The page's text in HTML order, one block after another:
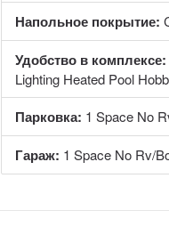
Напольное покрытие:
Удобство в комплексе:
Lighting Heated Pool
Парковка: 1 Space No
Гараж: 1 Space No Rv/